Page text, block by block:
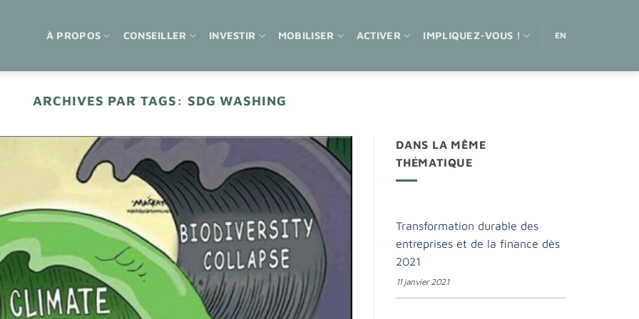
À PROPOS CONSEILLER INVESTIR MOBILISER ACTIVER IMPLIQUEZ-VOUS ! EN
ARCHIVES PAR TAGS: SDG WASHING
DANS LA MÊME
THÉMATIQUE
Transformation durable des
entreprises et de la finance dès
2021
11 janvier 2021